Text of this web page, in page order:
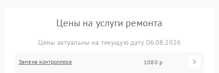
Цены на услуги ремонта
Цены актуальны на текущую дату 06.08.2026
Замена контроллера 1080 р